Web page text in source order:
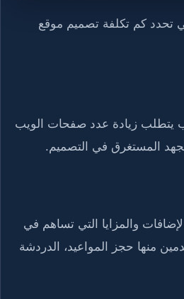
تحدد كم تكلفة تصميم موقع
يتطلب زيادة عدد صفحات الويب
المستغرق في التصميم.
والمزايا التي تساهم في
منها حجز المواعيد، الدردشة